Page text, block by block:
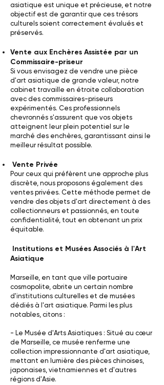
asiatique est unique et précieuse, et notre
objectif est de garantir que ces trésors
culturels soient correctement évalués et
préservés.
Vente aux Enchères Assistée par un
Commissaire-priseur
Si vous envisagez de vendre une pièce
d'art asiatique de grande valeur, notre
cabinet travaille en étroite collaboration
avec des commissaires-priseurs
expérimentés. Ces professionnels
chevronnés s'assurent que vos objets
atteignent leur plein potentiel sur le
marché des enchères, garantissant ainsi le
meilleur résultat possible.
Vente Privée
Pour ceux qui préfèrent une approche plus
discrète, nous proposons également des
ventes privées. Cette méthode permet de
vendre des objets d'art directement à des
collectionneurs et passionnés, en toute
confidentialité, tout en obtenant un prix
équitable.
Institutions et Musées Associés à l'Art
Asiatique
Marseille, en tant que ville portuaire
cosmopolite, abrite un certain nombre
d'institutions culturelles et de musées
dédiés à l'art asiatique. Parmi les plus
notables, citons :
- Le Musée d'Arts Asiatiques : Situé au cœur
de Marseille, ce musée renferme une
collection impressionnante d'art asiatique,
mettant en lumière des pièces chinoises,
japonaises, vietnamiennes et d'autres
régions d'Asie.